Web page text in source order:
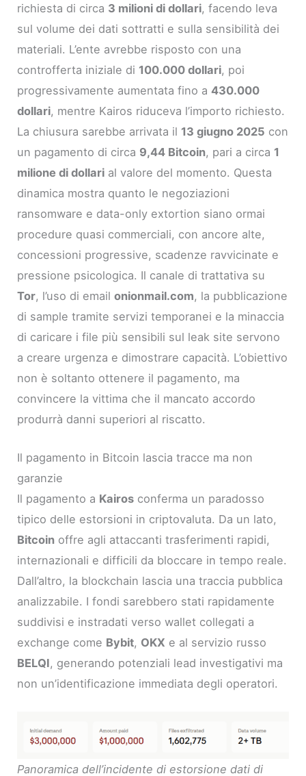
richiesta di circa 3 milioni di dollari, facendo leva
sul volume dei dati sottratti e sulla sensibilità dei
materiali. L’ente avrebbe risposto con una
controfferta iniziale di 100.000 dollari, poi
progressivamente aumentata fino a430.000
dollari, mentre Kairos riduceva l’importo richiesto.
La chiusura sarebbe arrivata il 13 giugno 2025 con
un pagamento di circa 9,44 Bitcoin, pari a circa 1
milione di dollari al valore del momento. Questa
dinamica mostra quanto le negoziazioni
ransomware e data-only extortion siano ormai
procedure quasi commerciali, con ancore alte,
concessioni progressive, scadenze ravvicinate e
pressione psicologica. Il canale di trattativa su
Tor, l’uso di emailonionmail.com, la pubblicazione
di sample tramite servizi temporanei e la minaccia
di caricare i file più sensibili sul leak site servono
a creare urgenza e dimostrare capacità. L’obiettivo
non è soltanto ottenere il pagamento, ma
convincere la vittima che il mancato accordo
produrrà danni superiori al riscatto.
Il pagamento in Bitcoin lascia tracce ma non
garanzie
Il pagamento a Kairos conferma un paradosso
tipico delle estorsioni in criptovaluta. Da un lato,
Bitcoin offre agli attaccanti trasferimenti rapidi,
internazionali e difficili da bloccare in tempo reale.
Dall’altro, la blockchain lascia una traccia pubblica
analizzabile. I fondi sarebbero stati rapidamente
suddivisi e instradati verso wallet collegati a
exchange come Bybit, OKX e al servizio russo
BELQI, generando potenziali lead investigativi ma
non un’identificazione immediata degli operatori.
Panoramica dell’incidente di estorsione dati di